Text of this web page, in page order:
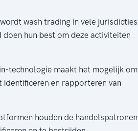
wash trading in vele jurisdicties
hun best om deze activiteiten
technologie maakt het mogelijk om
en rapporteren van
houden de handelspatronen